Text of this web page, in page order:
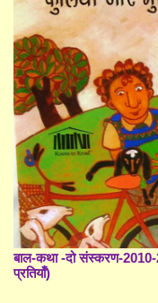
बाल-कथा -दो संस्करण-
प्रतियाँ)